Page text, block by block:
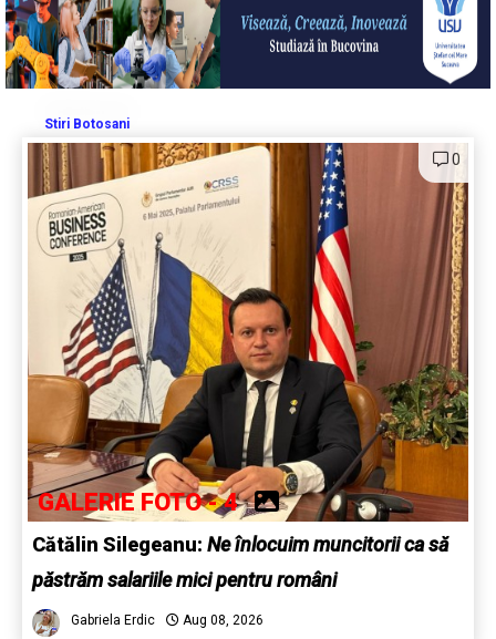
Stiri Botosani
0
GALERIE FOTO - 4
Cătălin Silegeanu: Ne înlocuim muncitorii ca să
păstrăm salariile mici pentru români
Gabriela Erdic Aug 08, 2026